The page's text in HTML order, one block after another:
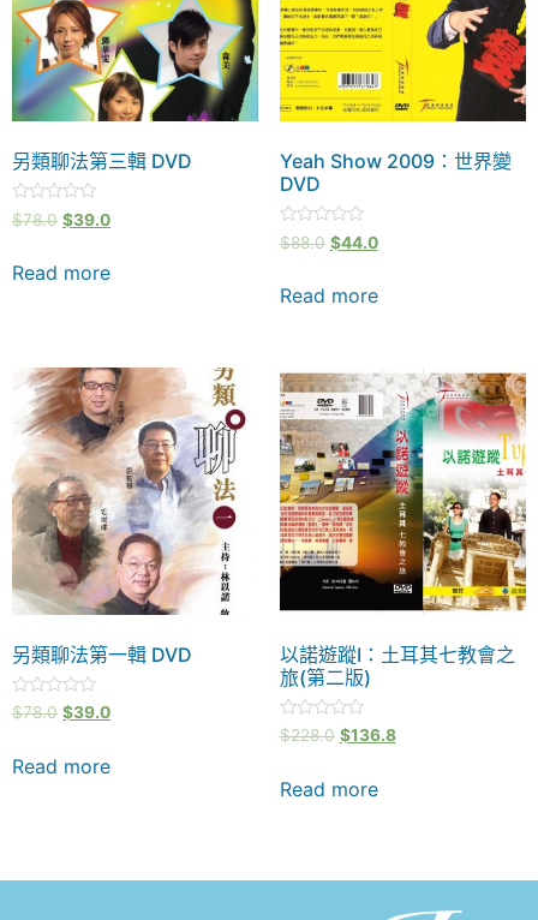
另類聊法第三輯 DVD
Rated
0
5
$78.0 $39.0
Read more
Yeah Show 2009：世界變
DVD
Rated
0
5
$88.0 $44.0
Read more
另類聊法第一輯 DVD
Rated
0
5
$78.0 $39.0
Read more
以諾遊蹤I：土耳其七教會之
旅(第二版)
Rated
0
5
$228.0 $136.8
Read more